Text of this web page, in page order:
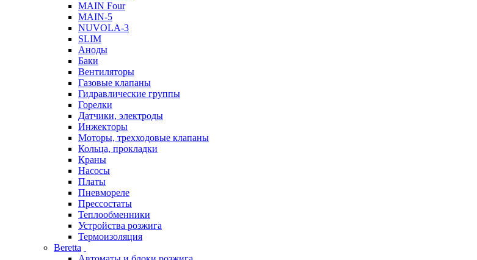
MAIN Four
MAIN-5
NUVOLA-3
SLIM
Аноды
Баки
Вентиляторы
Газовые клапаны
Гидравлические группы
Горелки
Датчики, электроды
Инжекторы
Моторы, трехходовые клапаны
Кольца, прокладки
Краны
Насосы
Платы
Пневмореле
Прессостаты
Теплообменники
Устройства розжига
Термоизоляция
Beretta